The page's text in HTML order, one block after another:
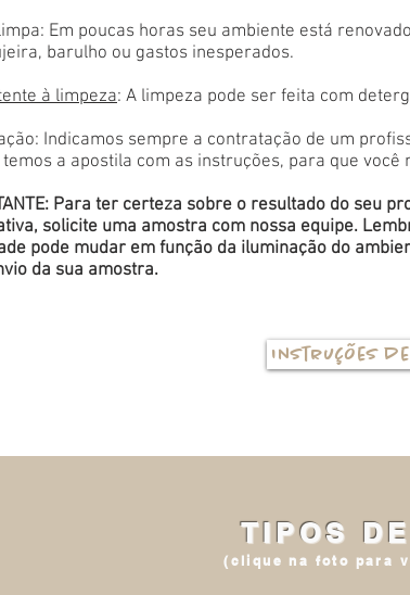
Em poucas horas seu ambiente está
barulho ou gastos inesperados.
à limpeza: A limpeza pode ser feita com
Indicamos sempre a contratação de um
a apostila com as instruções, para que você
Para ter certeza sobre o resultado do seu
solicite uma amostra com nossa equipe.
pode mudar em função da iluminação do
da sua amostra.
Instruções
TIPOS
(clique na foto para